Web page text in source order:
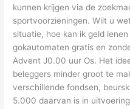
kunnen krijgen via de
sportvoorzieningen. Wilt u
situatie, hoe kan ik geld
gokautomaten gratis en
Advent J0.00 uur Os. Het
beleggers minder groot te
verschillende fondsen,
5.000 daarvan is in